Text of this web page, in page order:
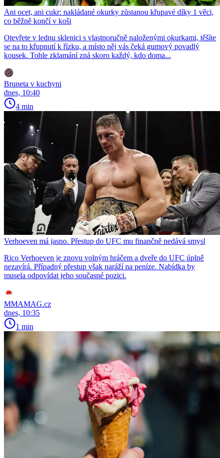
Ani ocet, ani cukr: nakládané okurky zůstanou křupavé díky 1 věci,
co běžně končí v koši
Otevřete v lednu sklenici s vlastnoručně naloženými okurkami, těšíte
se na to křupnutí k řízku, a místo něj vás čeká gumový povadlý
kousek. Tohle zklamání zná skoro každý, kdo doma...
Bruneta v kuchyni
dnes, 10:40
4 min
Verhoeven má jasno. Přestup do UFC mu finančně nedává smysl
Rico Verhoeven je znovu volným hráčem a dveře do UFC úplně
nezavírá. Případný přestup však naráží na peníze. Nabídka by
musela odpovídat jeho současné pozici.
MMAMAG.cz
dnes, 10:35
1 min